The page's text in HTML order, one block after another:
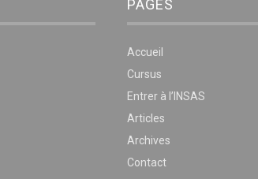
PAGES
Accueil
Cursus
Entrer à l’INSAS
Articles
Archives
Contact